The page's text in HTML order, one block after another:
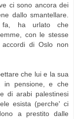
ci sono ancora dei
dallo smantellare.
fa, ha urlato che
con le stesse
di Oslo non
che lui e la sua
in pensione, e che
di arabi palestinesi
esista (perche' ci
a prestito dalle